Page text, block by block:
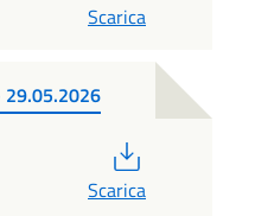
Scarica
29.05.2026
Scarica